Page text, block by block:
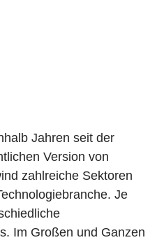
Jahren seit der
Version von
zahlreiche Sektoren
Je
Im Großen und Ganzen